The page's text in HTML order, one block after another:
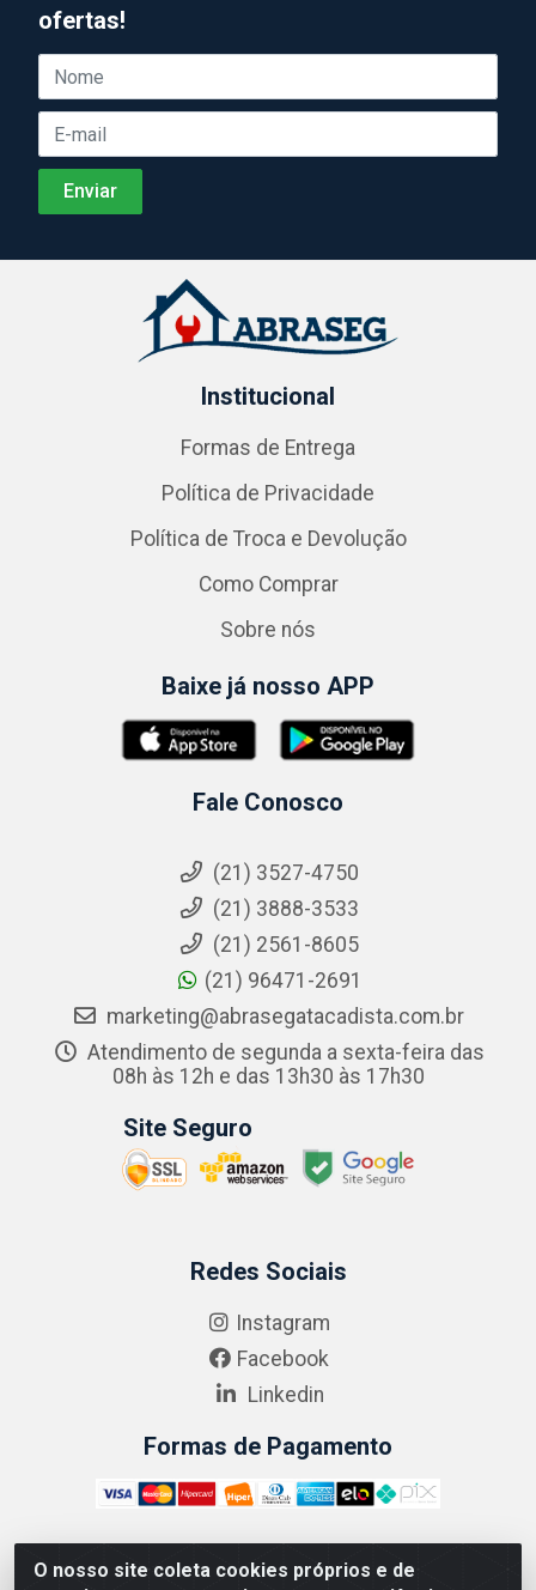
O nosso site coleta cookies próprios e de
ofertas!
Institucional
Formas de Entrega
Política de Privacidade
Política de Troca e Devolução
Como Comprar
Sobre nós
Baixe já nosso APP
Fale Conosco
(21) 3527-4750
(21) 3888-3533
(21) 2561-8605
(21) 96471-2691
marketing@abrasegatacadista.com.br
Atendimento de segunda a sexta-feira das
08h às 12h e das 13h30 às 17h30
Site Seguro
Redes Sociais
Instagram
Facebook
Linkedin
Formas de Pagamento